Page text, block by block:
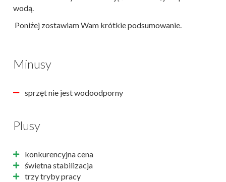
wodą.
Poniżej zostawiam Wam krótkie podsumowanie.
Minusy
sprzęt nie jest wodoodporny
Plusy
konkurencyjna cena
świetna stabilizacja
trzy tryby pracy